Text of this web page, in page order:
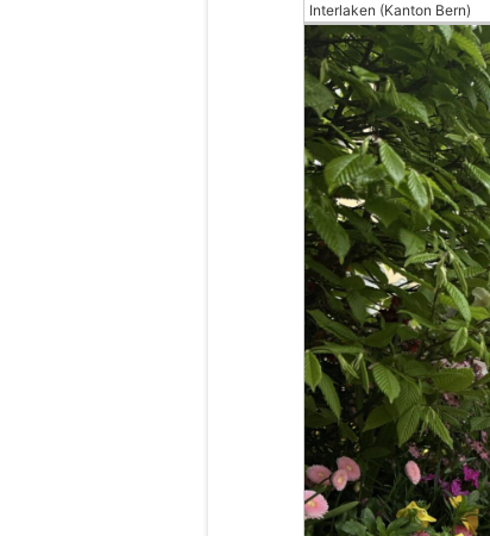
Interlaken (Kanton Bern)